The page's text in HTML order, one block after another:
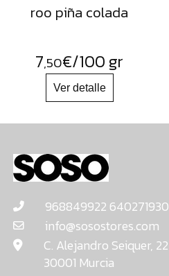
roo piña colada
7,50€/100 gr
968849922 640271930
info@sosostores.com
C. Alejandro Seiquer, 22
30001 Murcia